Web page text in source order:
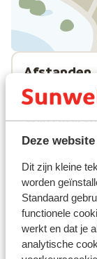
Deze
Dit zijn kleine
worden
Standaard
functionele
werkt en dat je
analytische
Afstanden
Centrum: 600
Skipiste
Skilift
Winkels: 300
Rustig
Skipas, -
Skipas